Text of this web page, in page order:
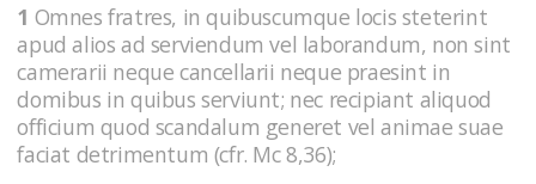
1 Omnes fratres, in quibuscumque locis steterint
apud alios ad serviendum vel laborandum, non sint
camerarii neque cancellarii neque praesint in
domibus in quibus serviunt; nec recipiant aliquod
officium quod scandalum generet vel animae suae
faciat detrimentum (cfr. Mc 8,36);